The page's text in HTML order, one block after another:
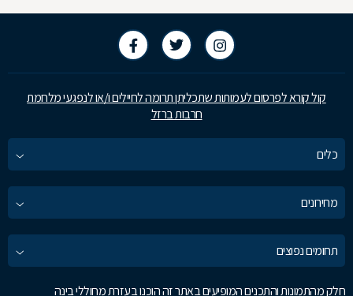
קול קורא לפרסום לעמותות שתכליתן תרומה לחיילים ו/או לנפגעי מלחמת
חרבות ברזל
כלים
מחירונים
תחומים נפוצים
חלק מהתמונות והתכנים המופיעים באתר זה הוכנו בעזרת מחוללי בינה